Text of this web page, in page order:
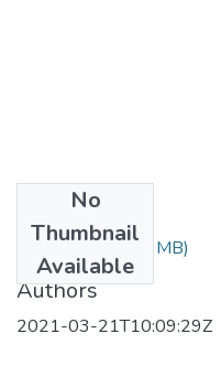
No
Thumbnail
Available
دين قادة.pdf(8.75 MB)
Authors
2021-03-21T10:09:29Z